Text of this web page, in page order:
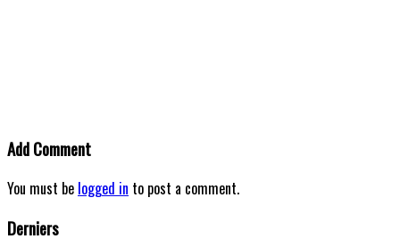
Add Comment
You must be logged in to post a comment.
Derniers